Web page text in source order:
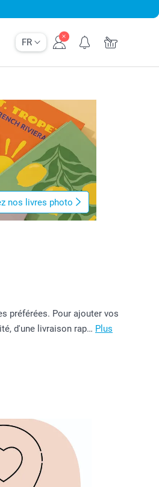
FR
nos livres photo
préférées. Pour ajouter vos
d'une livraison rap… Plus